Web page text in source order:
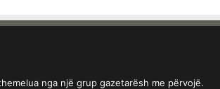
nga një grup gazetarësh me përvojë.